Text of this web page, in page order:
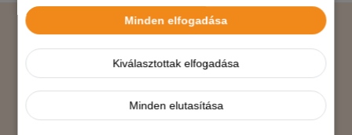
Minden elfogadása
Kiválasztottak elfogadása
Minden elutasítása
Árukereső.hu